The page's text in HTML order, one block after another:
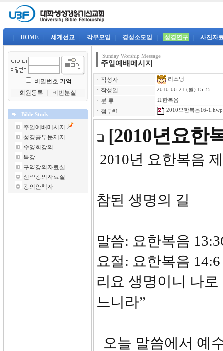
HOME 세계선교 각부모임 경성소모임 성경연구 사진자
비밀번호 기억
회원등록
비번분실
Bible Study
주일예배메시지
성경공부문제지
수양회강의
특강
구약강의자료실
신약강의자료실
강의안책자
Sunday Worship Message
주일예배메시지
ㆍ 작성자 리스닝
ㆍ 작성일 2010-06-21 (월) 15:35
ㆍ 분 류 요한복음
ㆍ 첨부#1 2010요한복음16-1.hwp
[2010년요한
2010년 요한복음
참된 생명의 길
말씀: 요한복음
요절: 요한복음
리요 생명이니 나
느니라”
오늘 말씀에서 예